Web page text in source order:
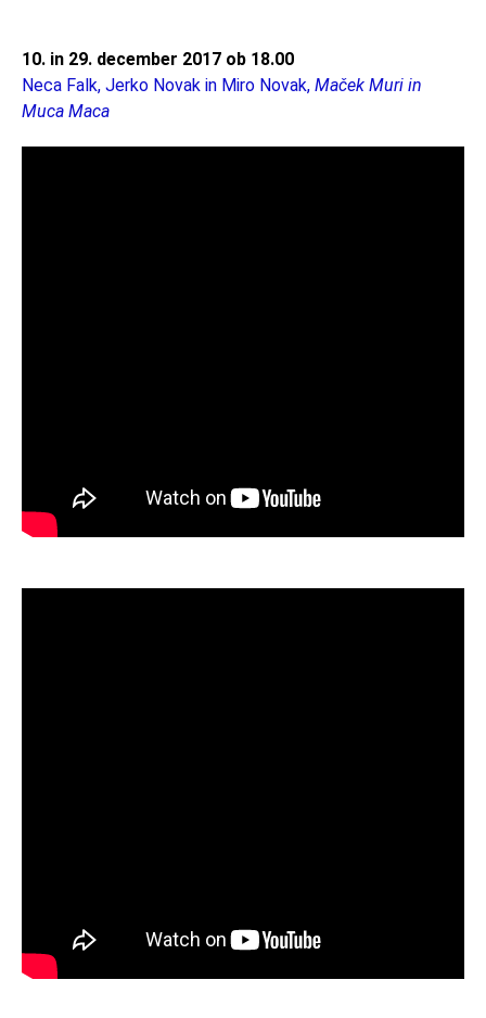
10. in 29. december 2017 ob 18.00
Neca Falk, Jerko Novak in Miro Novak, Maček Muri in
Muca Maca